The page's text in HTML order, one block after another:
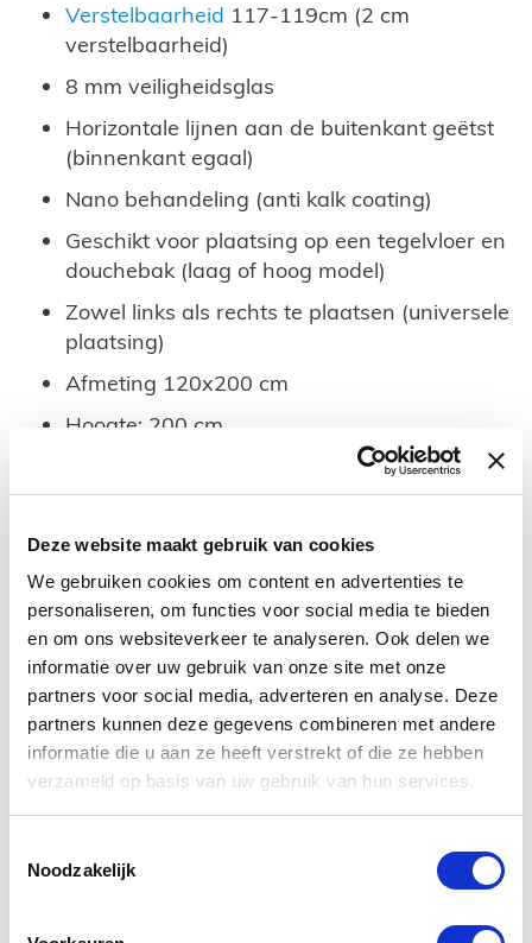
Deze website maakt gebruik van cookies
We gebruiken cookies om content en advertenties te
personaliseren, om functies voor social media te bieden
en om ons websiteverkeer te analyseren. Ook delen we
informatie over uw gebruik van onze site met onze
partners voor social media, adverteren en analyse. Deze
partners kunnen deze gegevens combineren met andere
informatie die u aan ze heeft verstrekt of die ze hebben
verzameld op basis van uw gebruik van hun services.
Noodzakelijk
Verstelbaarheid 117-119cm (2 cm
verstelbaarheid)
8 mm veiligheidsglas
Horizontale lijnen aan de buitenkant geëtst
(binnenkant egaal)
Nano behandeling (anti kalk coating)
Geschikt voor plaatsing op een tegelvloer en
douchebak (laag of hoog model)
Zowel links als rechts te plaatsen (universele
plaatsing)
Afmeting 120x200 cm
Hoogte: 200 cm
cm, 90x200 cm, 100x200 cm en 120x200
Deze set bestaat uit de volgende onderdelen
Douchewand met raster
Alle profielen
Stabilisatiestang
Alle bevestigingsmateriaal voor installatie
Deze douchewand is beschikbaar in andere
afmetingen. Wilt u een andere afmeting of model,